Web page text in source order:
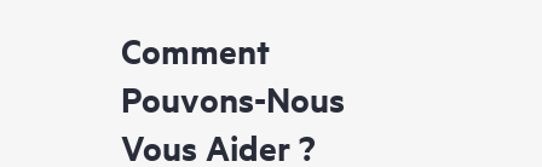
Comment
Pouvons-Nous
Vous Aider ?